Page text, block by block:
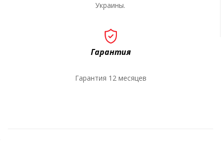
Украины.
Гарантия
Гарантия 12 месяцев